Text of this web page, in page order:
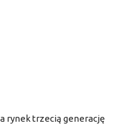
rynek trzecią generację